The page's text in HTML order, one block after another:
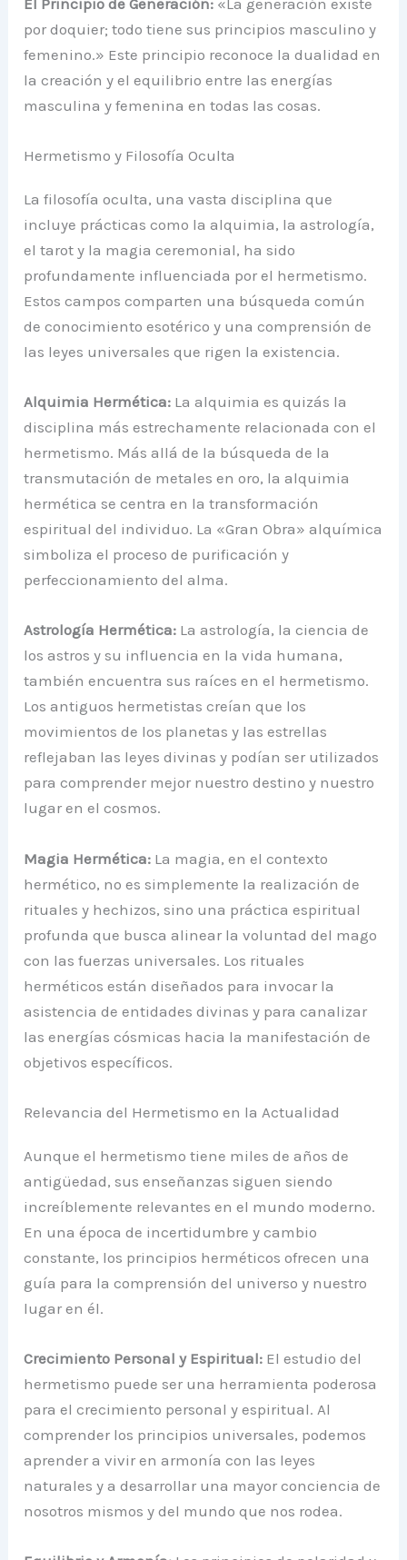
por doquier; todo tiene sus principios masculino y
femenino.» Este principio reconoce la dualidad en
la creación y el equilibrio entre las energías
masculina y femenina en todas las cosas.
Hermetismo y Filosofía Oculta
La filosofía oculta, una vasta disciplina que
incluye prácticas como la alquimia, la astrología,
el tarot y la magia ceremonial, ha sido
profundamente influenciada por el hermetismo.
Estos campos comparten una búsqueda común
de conocimiento esotérico y una comprensión de
las leyes universales que rigen la existencia.
Alquimia Hermética: La alquimia es quizás la
disciplina más estrechamente relacionada con el
hermetismo. Más allá de la búsqueda de la
transmutación de metales en oro, la alquimia
hermética se centra en la transformación
espiritual del individuo. La «Gran Obra» alquímica
simboliza el proceso de purificación y
perfeccionamiento del alma.
Astrología Hermética: La astrología, la ciencia de
los astros y su influencia en la vida humana,
también encuentra sus raíces en el hermetismo.
Los antiguos hermetistas creían que los
movimientos de los planetas y las estrellas
reflejaban las leyes divinas y podían ser utilizados
para comprender mejor nuestro destino y nuestro
lugar en el cosmos.
Magia Hermética: La magia, en el contexto
hermético, no es simplemente la realización de
rituales y hechizos, sino una práctica espiritual
profunda que busca alinear la voluntad del mago
con las fuerzas universales. Los rituales
herméticos están diseñados para invocar la
asistencia de entidades divinas y para canalizar
las energías cósmicas hacia la manifestación de
objetivos específicos.
Relevancia del Hermetismo en la Actualidad
Aunque el hermetismo tiene miles de años de
antigüedad, sus enseñanzas siguen siendo
increíblemente relevantes en el mundo moderno.
En una época de incertidumbre y cambio
constante, los principios herméticos ofrecen una
guía para la comprensión del universo y nuestro
lugar en él.
Crecimiento Personal y Espiritual: El estudio del
hermetismo puede ser una herramienta poderosa
para el crecimiento personal y espiritual. Al
comprender los principios universales, podemos
aprender a vivir en armonía con las leyes
naturales y a desarrollar una mayor conciencia de
nosotros mismos y del mundo que nos rodea.